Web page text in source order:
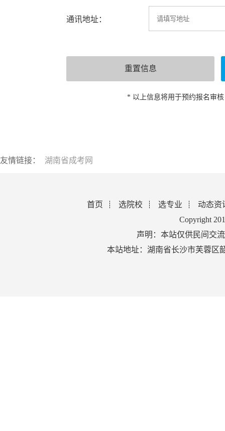
通讯地址：
* 以上信息将用于预约报名审
友情链接： 湖南省成考网
首页 选院校 选专业
动态资
Copyright
声明：本站仅供民间交
本站地址：湖南省长沙市芙蓉区